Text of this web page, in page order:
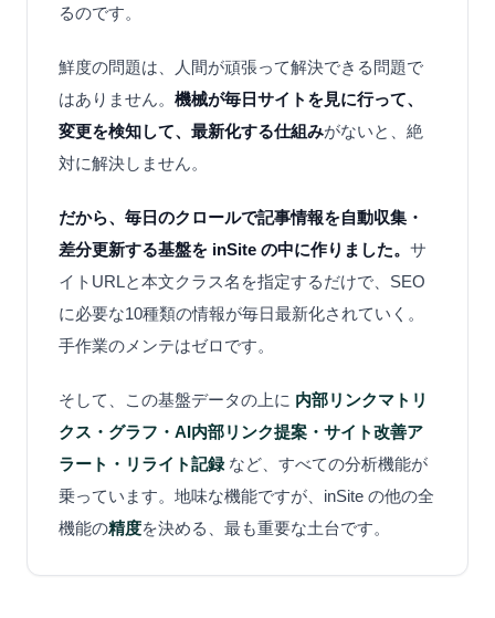
るのです。
鮮度の問題は、人間が頑張って解決できる問題で
はありません。 機械が毎日サイトを見に行って、
変更を検知して、最新化する仕組みがないと、絶
対に解決しません。
だから、毎日のクロールで記事情報を自動収集・
差分更新する基盤を inSite の中に作りました。 サ
イトURLと本文クラス名を指定するだけで、SEO
に必要な10種類の情報が毎日最新化されていく。
手作業のメンテはゼロです。
そして、この基盤データの上に 内部リンクマトリ
クス・グラフ・AI内部リンク提案・サイト改善ア
ラート・リライト記録など、すべての分析機能が
乗っています。地味な機能ですが、inSite の他の全
機能の精度を決める、最も重要な土台です。